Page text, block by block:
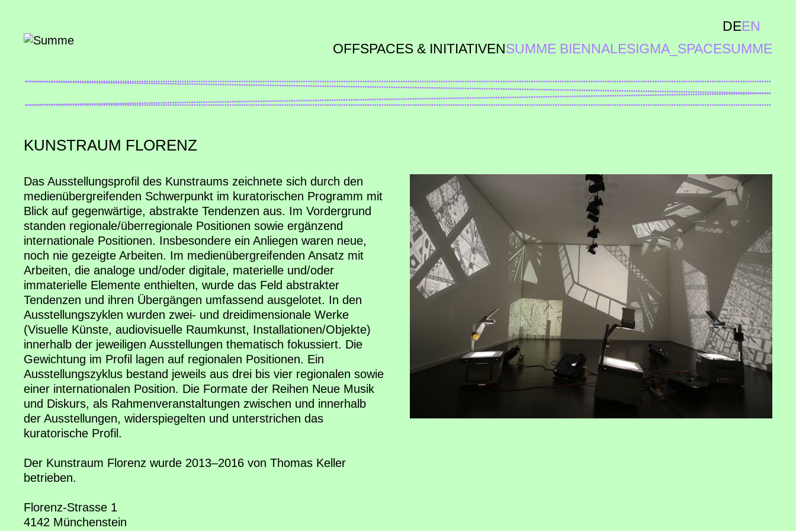
DEEN
OFFSPACES & INITIATIVENSUMME BIENNALESIGMA_SPACESUMME
KUNSTRAUM FLORENZ
Das Ausstellungsprofil des Kunstraums zeichnete sich durch den
medienübergreifenden Schwerpunkt im kuratorischen Programm mit
Blick auf gegenwärtige, abstrakte Tendenzen aus. Im Vordergrund
standen regionale/überregionale Positionen sowie ergänzend
internationale Positionen. Insbesondere ein Anliegen waren neue,
noch nie gezeigte Arbeiten. Im medienübergreifenden Ansatz mit
Arbeiten, die analoge und/oder digitale, materielle und/oder
immaterielle Elemente enthielten, wurde das Feld abstrakter
Tendenzen und ihren Übergängen umfassend ausgelotet. In den
Ausstellungszyklen wurden zwei- und dreidimensionale Werke
(Visuelle Künste, audiovisuelle Raumkunst, Installationen/Objekte)
innerhalb der jeweiligen Ausstellungen thematisch fokussiert. Die
Gewichtung im Profil lagen auf regionalen Positionen. Ein
Ausstellungszyklus bestand jeweils aus drei bis vier regionalen sowie
einer internationalen Position. Die Formate der Reihen Neue Musik
und Diskurs, als Rahmenveranstaltungen zwischen und innerhalb
der Ausstellungen, widerspiegelten und unterstrichen das
kuratorische Profil.
Der Kunstraum Florenz wurde 2013–2016 von Thomas Keller
betrieben.
Florenz-Strasse 1
4142 Münchenstein